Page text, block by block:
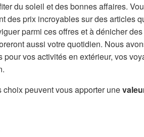
du soleil et des bonnes affaires.
des prix incroyables sur des articles
parmi ces offres et à dénicher
aussi votre quotidien. Nous
pour vos activités en extérieur, vos
peuvent vous apporter une